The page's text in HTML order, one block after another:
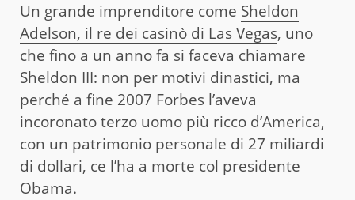
Un grande imprenditore come Sheldon
Adelson, il re dei casinò di Las Vegas, uno
che fino a un anno fa si faceva chiamare
Sheldon III: non per motivi dinastici, ma
perché a fine 2007 Forbes l’aveva
incoronato terzo uomo più ricco d’America,
con un patrimonio personale di 27 miliardi
di dollari, ce l’ha a morte col presidente
Obama.